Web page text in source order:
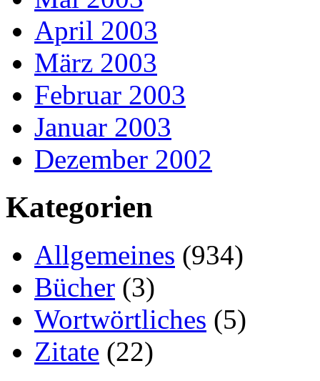
April 2003
März 2003
Februar 2003
Januar 2003
Dezember 2002
Kategorien
Allgemeines (934)
Bücher (3)
Wortwörtliches (5)
Zitate (22)